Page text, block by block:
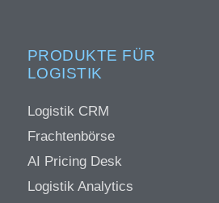
PRODUKTE FÜR
LOGISTIK
Logistik CRM
Frachtenbörse
AI Pricing Desk
Logistik Analytics